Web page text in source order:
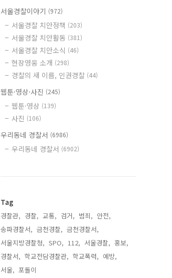
서울경찰이야기 (972)
서울경찰 치안정책 (203)
서울경찰 치안활동 (381)
서울경찰 치안소식 (46)
현장영웅 소개 (298)
경찰의 새 이름, 인권경찰 (44)
웹툰·영상·사진 (245)
웹툰·영상 (139)
사진 (106)
우리동네 경찰서 (6986)
우리동네 경찰서 (6902)
Tag
경찰관, 경찰, 교통, 검거, 범죄, 안전,
송파경찰서, 금천경찰, 금천경찰서,
서울지방경찰청, SPO, 112, 서울경찰, 홍보,
경찰서, 학교전담경찰관, 학교폭력, 예방,
서울, 포돌이,